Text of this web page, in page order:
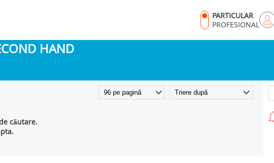
PARTICULAR
PROFESIONAL
HAND
căutare.